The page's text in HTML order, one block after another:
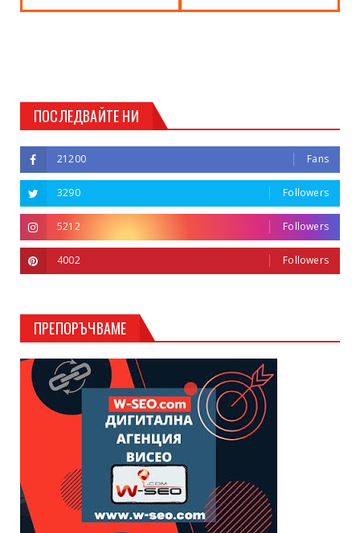
ПОСЛЕДВАЙТЕ НИ
21200 Fans
3290 Followers
5212 Followers
4002 Followers
ПРЕПОРЪЧВАМЕ